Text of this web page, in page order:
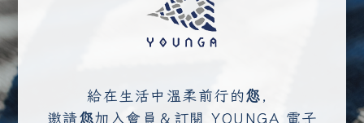
給在生活中溫柔前行的您，
邀請您加入會員＆訂閱 YOUNGA 電子